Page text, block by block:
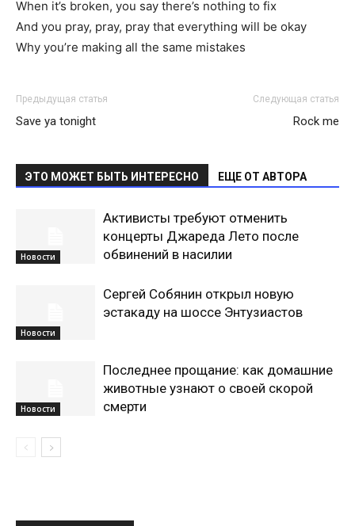
When it’s broken, you say there’s nothing to fix
And you pray, pray, pray that everything will be okay
Why you’re making all the same mistakes
Предыдущая статья
Save ya tonight
Следующая статья
Rock me
ЭТО МОЖЕТ БЫТЬ ИНТЕРЕСНО ЕЩЕ ОТ АВТОРА
Новости
Активисты требуют отменить
концерты Джареда Лето после
обвинений в насилии
Новости
Сергей Собянин открыл новую
эстакаду на шоссе Энтузиастов
Новости
Последнее прощание: как домашние
животные узнают о своей скорой
смерти